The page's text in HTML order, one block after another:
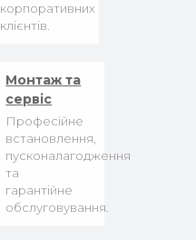
корпоративних
клієнтів.
Монтаж та
сервіс
Професійне
встановлення,
пусконалагодження
та
гарантійне
обслуговування.